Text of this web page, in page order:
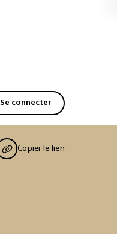
Se connecter
Copier le lien